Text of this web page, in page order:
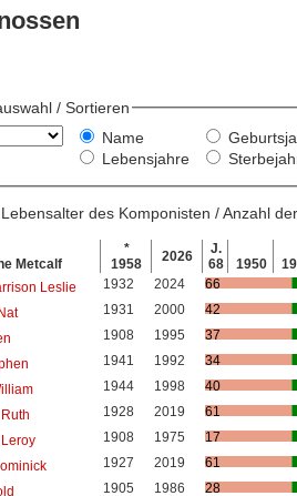
/ Sortieren
Name
Lebensjahre
des Komponisten / Anzahl
Metcalf
*
1958
2026
J.
68
1950
Leslie 1932 2024
66
1931 2000
42
1908 1995
37
1941 1992
34
1944 1998
40
1928 2019
61
1908 1975
17
1927 2019
61
1905 1986
28